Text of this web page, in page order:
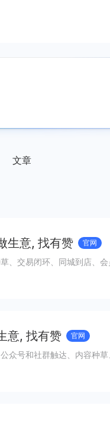
文章
生意, 找有赞 官网
、交易闭环、同城到店、
意, 找有赞 官网
众号和社群触达、内容种